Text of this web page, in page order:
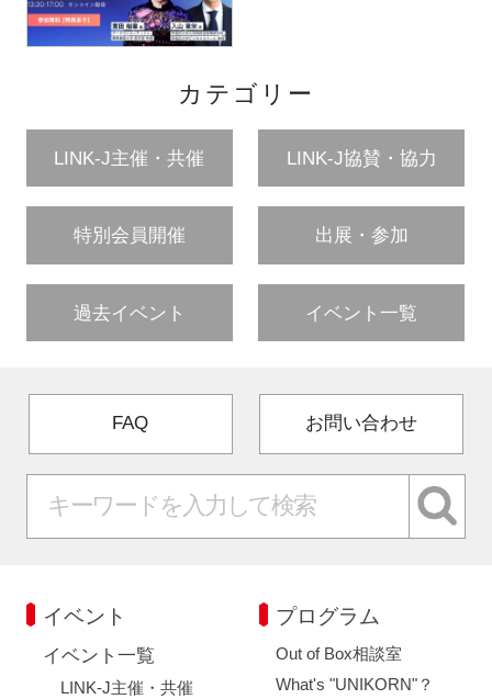
カテゴリー
LINK-J主催・共催 LINK-J協賛・協力
特別会員開催 出展・参加
過去イベント イベント一覧
FAQ お問い合わせ
イベント
イベント一覧
LINK-J主催・共催
プログラム
Out of Box相談室
What's "UNIKORN"？